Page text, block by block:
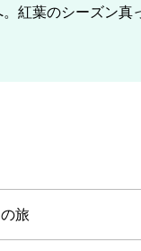
紅葉のシーズン真
旅